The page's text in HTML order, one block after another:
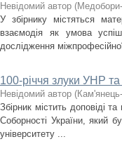
Невідомий автор (
У збірнику містяться
взаємодія як умова
дослідження
100-річчя злуки УНР
Невідомий автор (
Збірник містить доповіді
Соборності України, який
університету ...